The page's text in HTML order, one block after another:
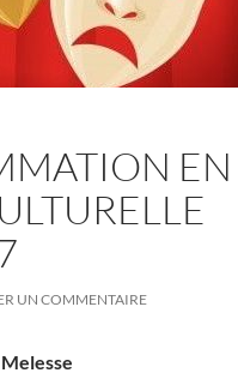
EN
UN COMMENTAIRE